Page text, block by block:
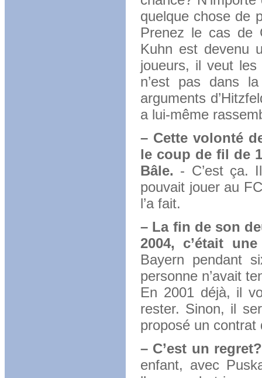
quelque chose de
Prenez le cas de
Kuhn est devenu
joueurs, il veut
n’est pas dans
arguments
a lui-même
– Cette volonté
le coup de fil de
Bâle. - C’est ça.
pouvait jouer au
l’a fait.
– La fin de son
2004, c’était
Bayern pendant
personne n’avait
En 2001 déjà, il
rester. Sinon, il
proposé un contrat
– C’est un regret?
enfant, avec